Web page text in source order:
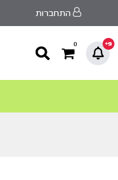
התחברות
9+
0